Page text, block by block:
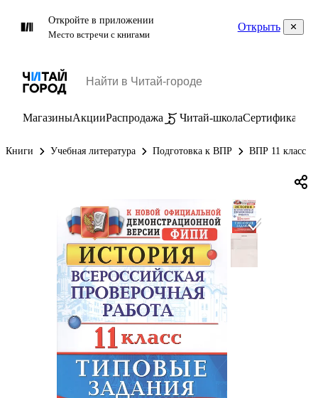
Откройте в приложении
Место встречи с книгами
Открыть
МагазиныАкцииРаспродажа Читай-школаСертификаты
Книги Учебная литература Подготовка к ВПР ВПР 11 класс